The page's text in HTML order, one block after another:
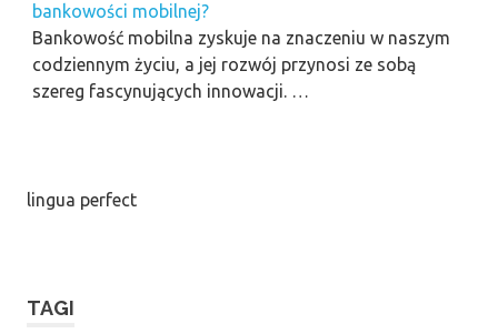
bankowości mobilnej?
Bankowość mobilna zyskuje na znaczeniu w naszym
codziennym życiu, a jej rozwój przynosi ze sobą
szereg fascynujących innowacji. …
lingua perfect
TAGI